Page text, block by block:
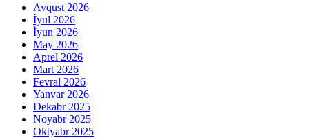
Avqust 2026
İyul 2026
İyun 2026
May 2026
Aprel 2026
Mart 2026
Fevral 2026
Yanvar 2026
Dekabr 2025
Noyabr 2025
Oktyabr 2025